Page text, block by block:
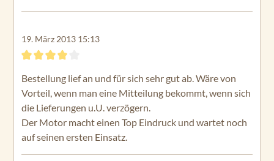
19. März 2013 15:13
Bestellung lief an und für sich sehr gut ab. Wäre von
Vorteil, wenn man eine Mitteilung bekommt, wenn sich
die Lieferungen u.U. verzögern.
Der Motor macht einen Top Eindruck und wartet noch
auf seinen ersten Einsatz.